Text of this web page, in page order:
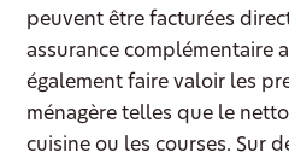
peuvent être facturées
assurance complémentaire
également faire valoir les
ménagère telles que le
cuisine ou les courses. Sur